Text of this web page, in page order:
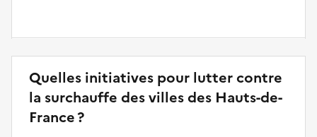
Quelles initiatives pour lutter contre
la surchauffe des villes des Hauts-de-
France ?